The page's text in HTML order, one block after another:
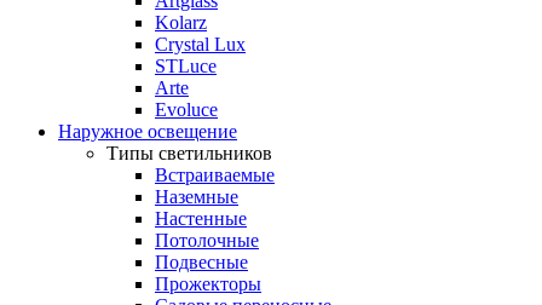
Kolarz
Crystal Lux
STLuce
Arte
Evoluce
Наружное освещение
Типы светильников
Встраиваемые
Наземные
Настенные
Потолочные
Подвесные
Прожекторы